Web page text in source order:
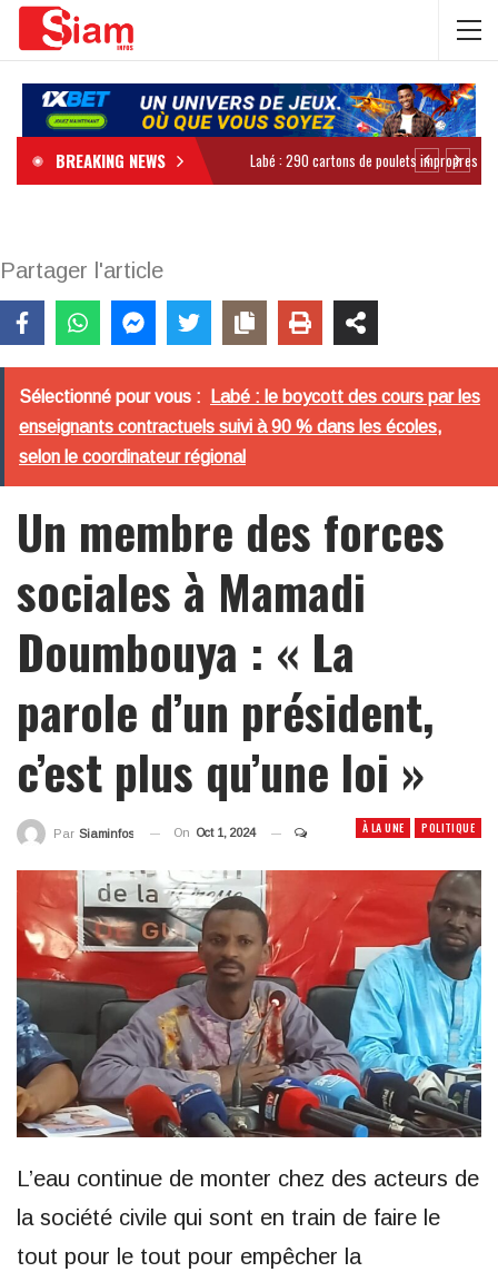
BREAKING NEWS
Partager l'article
Sélectionné pour vous :
Labé : le boycott des cours par les
enseignants contractuels suivi à 90 % dans les écoles,
selon le coordinateur régional
Un membre des forces
sociales à Mamadi
Doumbouya : « La
parole d’un président,
c’est plus qu’une loi »
À LA UNE POLITIQUE
Par Siaminfos On Oct 1, 2024
L’eau continue de monter chez des acteurs de
la société civile qui sont en train de faire le
tout pour le tout pour empêcher la